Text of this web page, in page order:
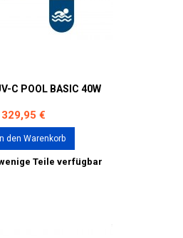
C POOL BASIC 40W
Preis
329,95 €
den Warenkorb
Teile verfügbar